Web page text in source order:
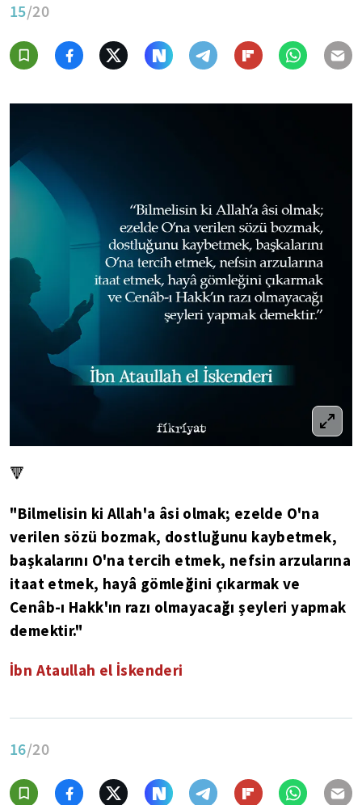
15/20
🔻
"Bilmelisin ki Allah'a âsi olmak; ezelde O'na
verilen sözü bozmak, dostluğunu kaybetmek,
başkalarını O'na tercih etmek, nefsin arzularına
itaat etmek, hayâ gömleğini çıkarmak ve
Cenâb-ı Hakk'ın razı olmayacağı şeyleri yapmak
demektir."
İbn Ataullah el İskenderi
16/20